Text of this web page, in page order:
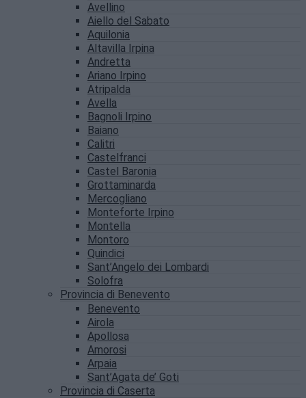
Avellino
Aiello del Sabato
Aquilonia
Altavilla Irpina
Andretta
Ariano Irpino
Atripalda
Avella
Bagnoli Irpino
Baiano
Calitri
Castelfranci
Castel Baronia
Grottaminarda
Mercogliano
Monteforte Irpino
Montella
Montoro
Quindici
Sant’Angelo dei Lombardi
Solofra
Provincia di Benevento
Benevento
Airola
Apollosa
Amorosi
Arpaia
Sant’Agata de’ Goti
Provincia di Caserta